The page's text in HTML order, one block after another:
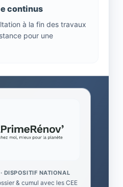
continus
à la fin des travaux
pour une
DISPOSITIF NATIONAL
& cumul avec les CEE